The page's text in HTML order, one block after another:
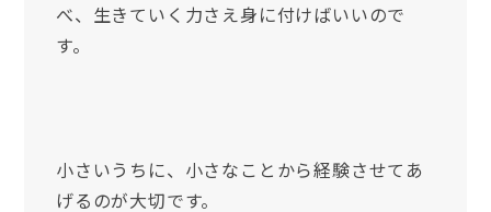
べ、生きていく力さえ身に付けばいいので
す。
小さいうちに、小さなことから経験させてあ
げるのが大切です。